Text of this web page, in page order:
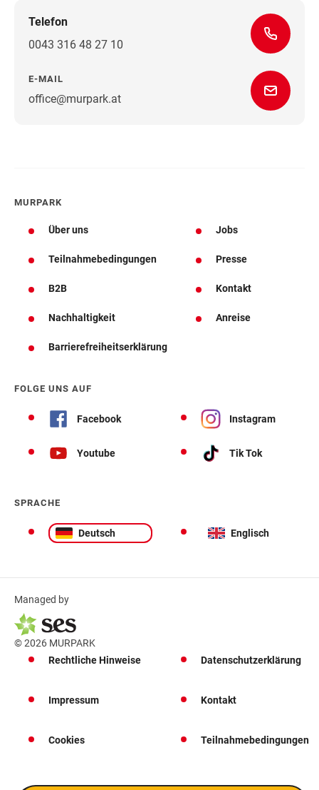
Telefon
0043 316 48 27 10
E-MAIL
office@murpark.at
MURPARK
Über uns Jobs
Teilnahmebedingungen Presse
B2B Kontakt
Nachhaltigkeit Anreise
Barrierefreiheitserklärung
FOLGE UNS AUF
Facebook Instagram
Youtube Tik Tok
SPRACHE
Deutsch Englisch
Managed by
© 2026 MURPARK
Rechtliche Hinweise
Datenschutzerklärung
Impressum Kontakt
Cookies Teilnahmebedingungen